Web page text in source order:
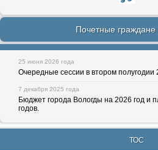
Почетные граждане
25 июня 2026 года
Очередные сессии в втором полугодии
7 декабря 2025 года
Бюджет города Вологды на 2026 год и
годов.
ТОС